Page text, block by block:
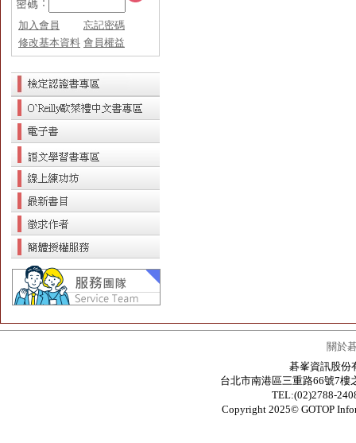
加入會員
忘記密碼
修改基本資料 會員權益
關於
碁峯資訊股份
台北市南港區三重路66號7樓
TEL:(02)2788-
Copyright 2025© GOTOP